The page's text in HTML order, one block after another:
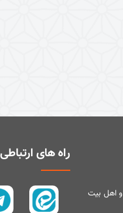
اهل بیت
راه های ارتباطی